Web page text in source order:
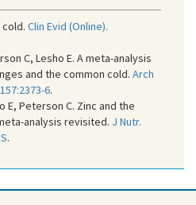
cold. Clin Evid (Online).
C, Lesho E. A meta-analysis
and the common cold. Arch
6.
E, Peterson C. Zinc and the
analysis revisited. J Nutr.
.